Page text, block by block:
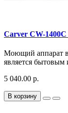
Carver CW-
Моющий аппарат
является бытовым
5 040.00 р.
В корзину